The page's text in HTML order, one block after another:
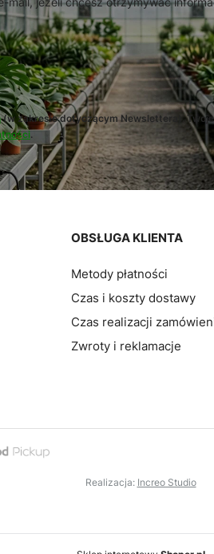
(w zakresie dotyczącym Newslettera).
.
OBSŁUGA KLIENTA
Metody płatności
Czas i koszty dostawy
Czas realizacji
Zwroty i reklamacje
Realizacja: Increo Studio